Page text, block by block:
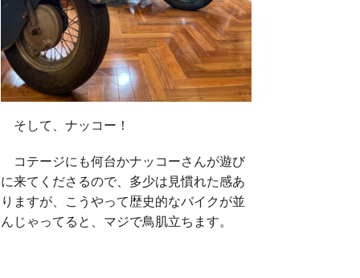
そして、ナッコー！
コテージにも何台かナッコーさんが遊び
に来てくださるので、多少は見慣れた感あ
りますが、こうやって歴史的なバイクが並
んじゃってると、マジで鳥肌立ちます。